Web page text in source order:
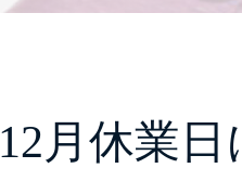
12月休業日